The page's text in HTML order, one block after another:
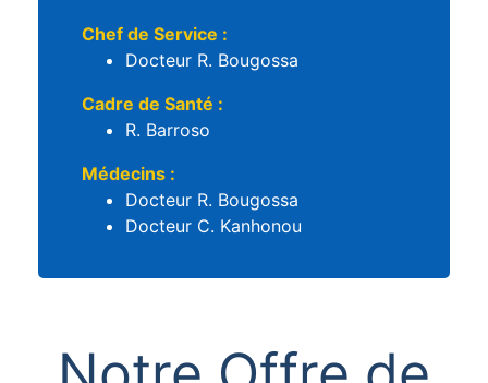
Chef de Service :
Docteur R. Bougossa
Cadre de Santé :
R. Barroso
Médecins :
Docteur R. Bougossa
Docteur C. Kanhonou